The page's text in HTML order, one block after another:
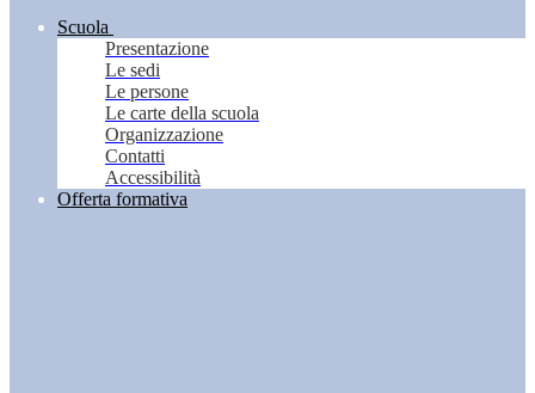
Scuola
Presentazione
Le sedi
Le persone
Le carte della scuola
Organizzazione
Contatti
Accessibilità
Offerta formativa